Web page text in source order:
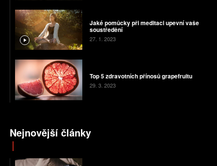
Jaké pomůcky při meditaci upevní vaše
soustředění
27. 1. 2023
Top 5 zdravotních přínosů grapefruitu
29. 3. 2023
Nejnovější články